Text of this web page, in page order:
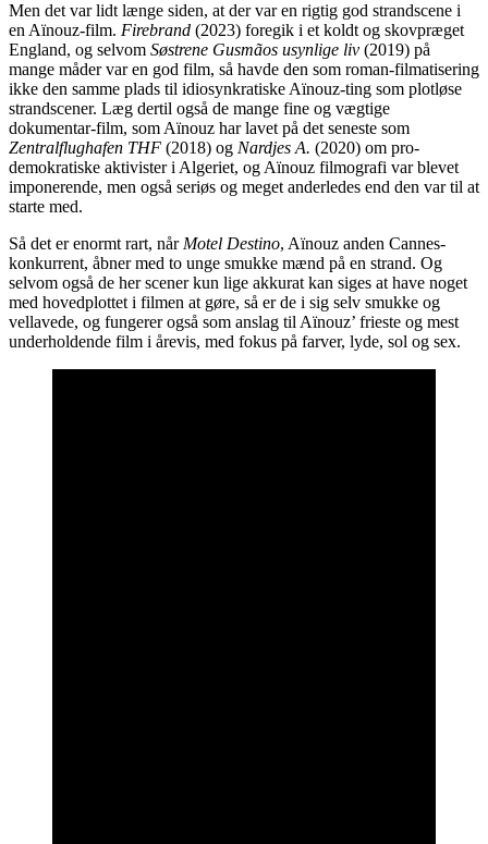
Men det var lidt længe siden, at der var en rigtig god strandscene i
en Aïnouz-film. Firebrand (2023) foregik i et koldt og skovpræget
England, og selvom Søstrene Gusmãos usynlige liv (2019) på
mange måder var en god film, så havde den som roman-filmatisering
ikke den samme plads til idiosynkratiske Aïnouz-ting som plotløse
strandscener. Læg dertil også de mange fine og vægtige
dokumentar-film, som Aïnouz har lavet på det seneste som
Zentralflughafen THF (2018) og Nardjes A. (2020) om pro-
demokratiske aktivister i Algeriet, og Aïnouz filmografi var blevet
imponerende, men også seriøs og meget anderledes end den var til at
starte med.
Så det er enormt rart, når Motel Destino, Aïnouz anden Cannes-
konkurrent, åbner med to unge smukke mænd på en strand. Og
selvom også de her scener kun lige akkurat kan siges at have noget
med hovedplottet i filmen at gøre, så er de i sig selv smukke og
vellavede, og fungerer også som anslag til Aïnouz’ frieste og mest
underholdende film i årevis, med fokus på farver, lyde, sol og sex.